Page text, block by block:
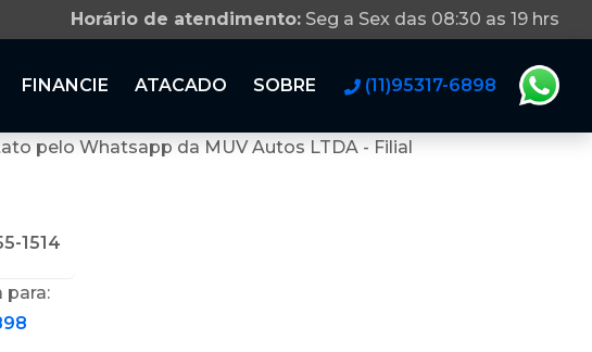
Horário de atendimento: Seg a Sex das 08:30 as 19 hrs
FINANCIE ATACADO SOBRE (11)95317-6898
pelo Whatsapp da MUV Autos LTDA - Filial
1514
para: